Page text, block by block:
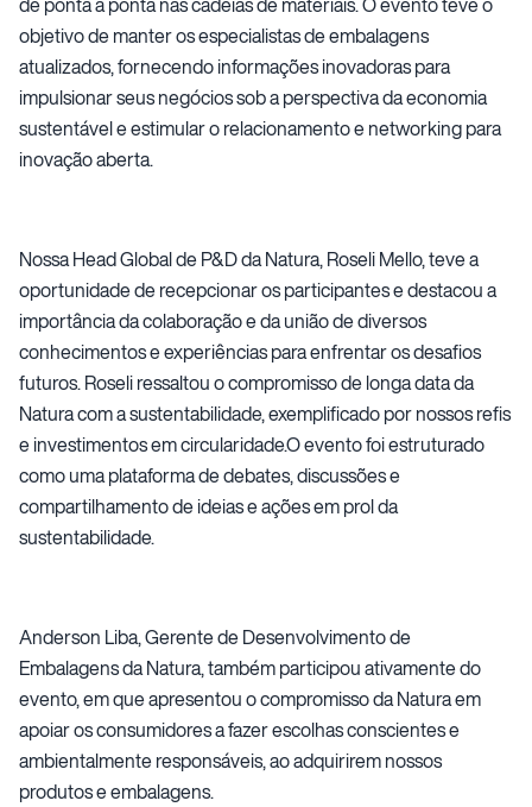
objetivo de manter os especialistas de embalagens
atualizados, fornecendo informações inovadoras para
impulsionar seus negócios sob a perspectiva da economia
sustentável e estimular o relacionamento e networking para
inovação aberta.
Nossa Head Global de P&D da Natura, Roseli Mello, teve a
oportunidade de recepcionar os participantes e destacou a
importância da colaboração e da união de diversos
conhecimentos e experiências para enfrentar os desafios
futuros. Roseli ressaltou o compromisso de longa data da
Natura com a sustentabilidade, exemplificado por nossos refis
e investimentos em circularidade.O evento foi estruturado
como uma plataforma de debates, discussões e
compartilhamento de ideias e ações em prol da
sustentabilidade.
Anderson Liba, Gerente de Desenvolvimento de
Embalagens da Natura, também participou ativamente do
evento, em que apresentou o compromisso da Natura em
apoiar os consumidores a fazer escolhas conscientes e
ambientalmente responsáveis, ao adquirirem nossos
produtos e embalagens.